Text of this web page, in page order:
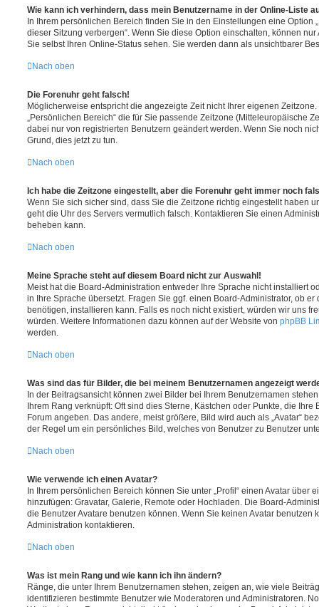
Wie kann ich verhindern, dass mein Benutzername in der Online-Liste
In Ihrem persönlichen Bereich finden Sie in den Einstellungen eine Option
dieser Sitzung verbergen“. Wenn Sie diese Option einschalten, können
Sie selbst Ihren Online-Status sehen. Sie werden dann als unsichtbarer
Nach oben
Die Forenuhr geht falsch!
Möglicherweise entspricht die angezeigte Zeit nicht Ihrer eigenen
„Persönlichen Bereich“ die für Sie passende Zeitzone (Mitteleuropäische
dabei nur von registrierten Benutzern geändert werden. Wenn Sie noch
Grund, dies jetzt zu tun.
Nach oben
Ich habe die Zeitzone eingestellt, aber die Forenuhr geht immer noch
Wenn Sie sich sicher sind, dass Sie die Zeitzone richtig eingestellt haben
geht die Uhr des Servers vermutlich falsch. Kontaktieren Sie einen
beheben kann.
Nach oben
Meine Sprache steht auf diesem Board nicht zur Auswahl!
Meist hat die Board-Administration entweder Ihre Sprache nicht installiert
in Ihre Sprache übersetzt. Fragen Sie ggf. einen Board-Administrator, ob er
benötigen, installieren kann. Falls es noch nicht existiert, würden wir uns
würden. Weitere Informationen dazu können auf der Website von phpBB
werden.
Nach oben
Was sind das für Bilder, die bei meinem Benutzernamen angezeigt
In der Beitragsansicht können zwei Bilder bei Ihrem Benutzernamen
Ihrem Rang verknüpft: Oft sind dies Sterne, Kästchen oder Punkte, die Ihre
Forum angeben. Das andere, meist größere, Bild wird auch als „Avatar“
der Regel um ein persönliches Bild, welches von Benutzer zu Benutzer
Nach oben
Wie verwende ich einen Avatar?
In Ihrem persönlichen Bereich können Sie unter „Profil“ einen Avatar über
hinzufügen: Gravatar, Galerie, Remote oder Hochladen. Die Board-
die Benutzer Avatare benutzen können. Wenn Sie keinen Avatar benutzen
Administration kontaktieren.
Nach oben
Was ist mein Rang und wie kann ich ihn ändern?
Ränge, die unter Ihrem Benutzernamen stehen, zeigen an, wie viele
identifizieren bestimmte Benutzer wie Moderatoren und Administratoren.